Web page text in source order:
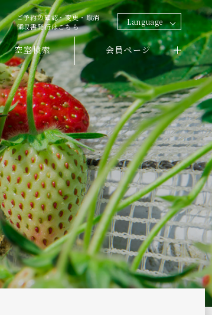
ご予約の確認・変更・取消
領収書発行はこちら
Language
空室検索 会員ページ